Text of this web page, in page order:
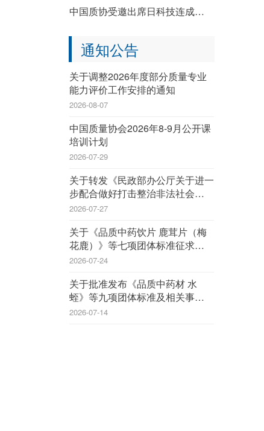
中国质协受邀出席日科技连成立80周年纪念演讲会暨纪念祝贺会
通知公告
关于调整2026年度部分质量专业
能力评价工作安排的通知
2026-08-07
中国质量协会2026年8-9月公开课
培训计划
2026-07-29
关于转发《民政部办公厅关于进一
步配合做好打击整治非法社会组织
工作的通知》的通知
2026-07-27
关于《品质中药饮片 鹿茸片（梅
花鹿）》等七项团体标准征求意见
的函
2026-07-24
关于批准发布《品质中药材 水
蛭》等九项团体标准及相关事宜的
公告
2026-07-14